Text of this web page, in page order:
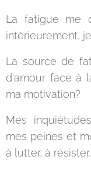
La fatigue me
intérieurement,
La source de
d'amour face à
ma motivation?
Mes
mes peines et
à lutter, à